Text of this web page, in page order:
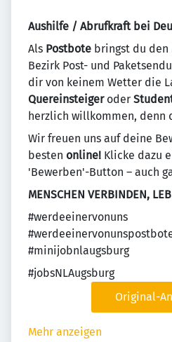
Aushilfe / Abrufkraft bei
Als Postbote bringst du den
Bezirk Post- und
dir von keinem Wetter die
Quereinsteigeroder
herzlich willkommen, denn
Wir freuen uns auf deine
besten online! Klicke dazu
'Bewerben'-Button – auch
MENSCHEN VERBINDEN,
#werdeeinervonuns
#minijobnlaugsburg
#jobsNLAugsburg
Original-
Mehr anzeigen